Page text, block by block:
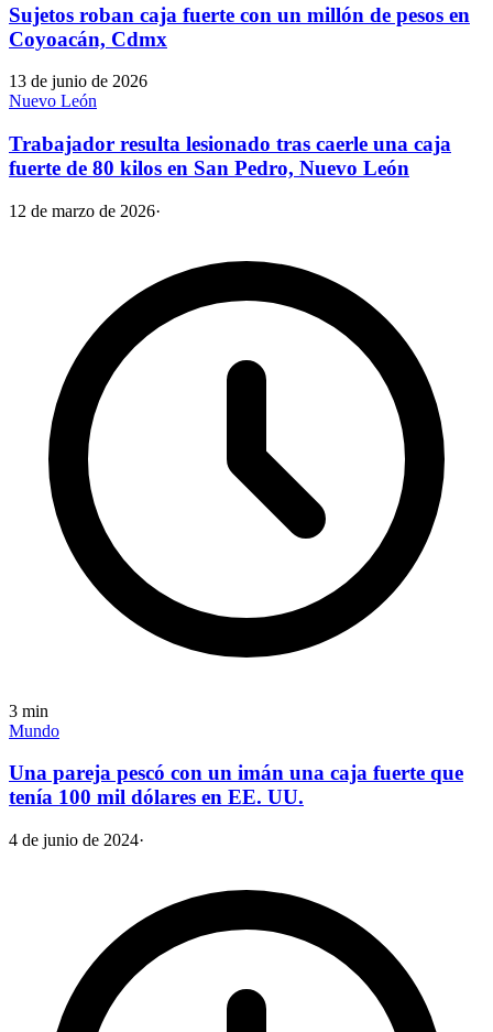
Sujetos roban caja fuerte con un millón de pesos en
Coyoacán, Cdmx
13 de junio de 2026
Nuevo León
Trabajador resulta lesionado tras caerle una caja
fuerte de 80 kilos en San Pedro, Nuevo León
12 de marzo de 2026·
3 min
Mundo
Una pareja pescó con un imán una caja fuerte que
tenía 100 mil dólares en EE. UU.
4 de junio de 2024·